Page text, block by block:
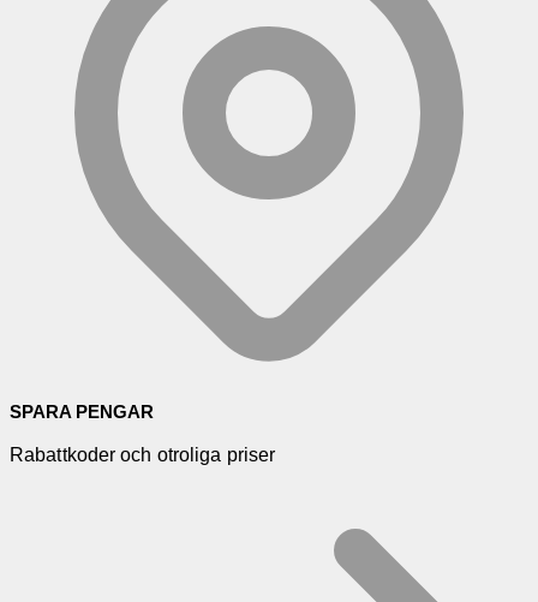
SPARA PENGAR
Rabattkoder och otroliga priser